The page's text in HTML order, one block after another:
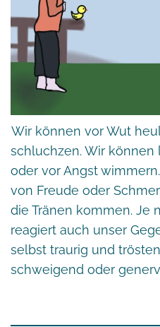
Wir können vor Wut
schluchzen. Wir
oder vor Angst
von Freude oder
die Tränen kommen. Je
reagiert auch unser
selbst traurig und
schweigend oder